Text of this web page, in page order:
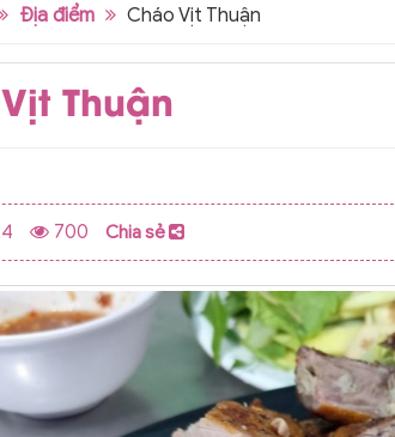
Địa điểm Cháo Vịt Thuận
Thuận
700 Chia sẻ